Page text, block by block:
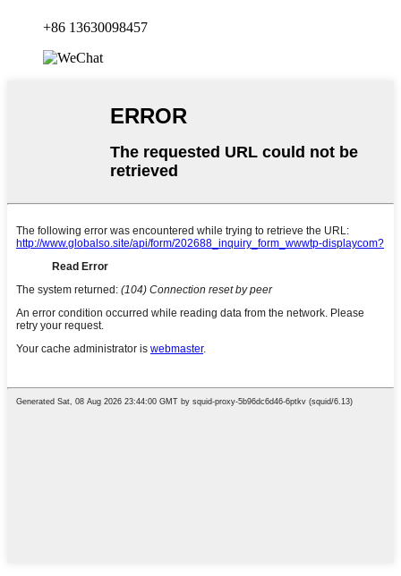
+86 13630098457